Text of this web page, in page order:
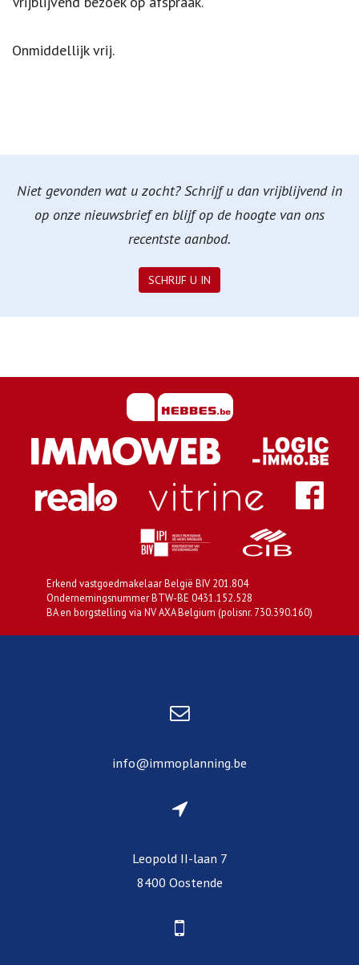
Onmiddellijk vrij.
Niet gevonden wat u zocht? Schrijf u dan vrijblijvend in
op onze nieuwsbrief en blijf op de hoogte van ons
recentste aanbod.
SCHRIJF U IN
Erkend vastgoedmakelaar België BIV 201.804
Ondernemingsnummer BTW-BE 0431.152.528
BA en borgstelling via NV AXA Belgium (polisnr. 730.390.160)
info@immoplanning.be
Leopold II-laan 7
8400 Oostende